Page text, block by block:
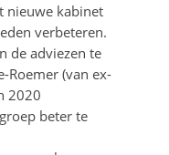
nieuwe kabinet
verbeteren.
de adviezen te
Roemer (van ex-
2020
beter te